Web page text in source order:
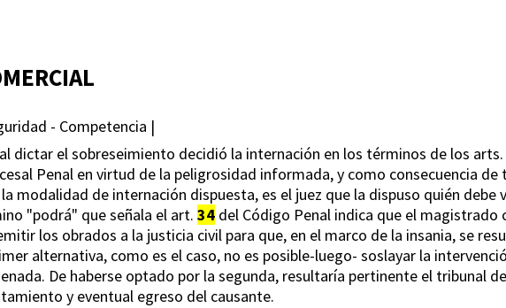
- Competencia |
dictar el sobreseimiento decidió la internación en los términos de los arts.
Penal en virtud de la peligrosidad informada, y como consecuencia
modalidad de internación dispuesta, es el juez que la dispuso quién debe
"podrá" que señala el art. 34 del Código Penal indica que el
los obrados a la justicia civil para que, en el marco de la insania, se
alternativa, como es el caso, no es posible-luego- soslayar la
De haberse optado por la segunda, resultaría pertinente el tribunal
y eventual egreso del causante.